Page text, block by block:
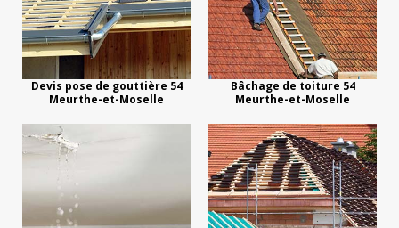
Devis pose de gouttière 54
Meurthe-et-Moselle
Bâchage de toiture 54
Meurthe-et-Moselle